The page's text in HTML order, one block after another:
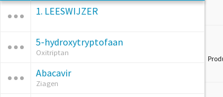
1. LEESWIJZER
5-hydroxytryptofaan
Oxitriptan
Abacavir
Ziagen